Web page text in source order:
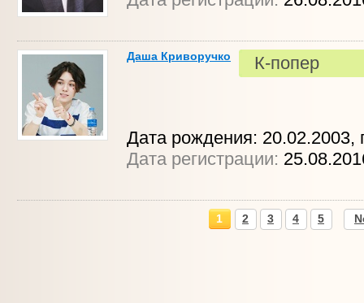
Даша Криворучко К-попер
Дата рождения: 20.02.2003,
Дата регистрации:
1 2 3 4 5